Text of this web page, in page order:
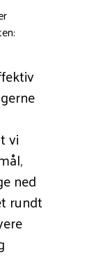
vi
ned
rundt